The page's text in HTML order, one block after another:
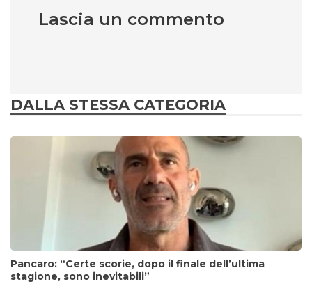
Lascia un commento
DALLA STESSA CATEGORIA
Pancaro: “Certe scorie, dopo il finale dell’ultima
stagione, sono inevitabili”